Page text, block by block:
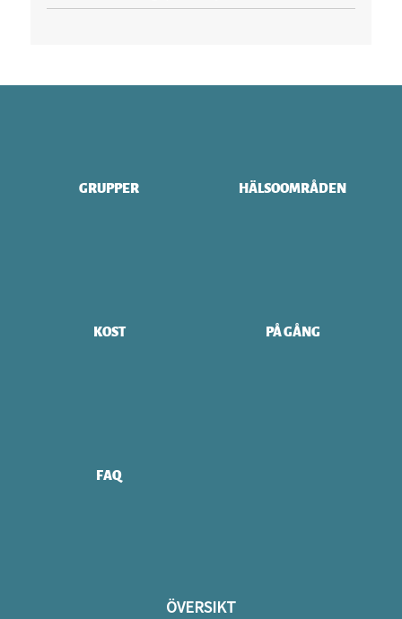
GRUPPER HÄLSOOMRÅDEN
KOST PÅ GÅNG
FAQ
ÖVERSIKT